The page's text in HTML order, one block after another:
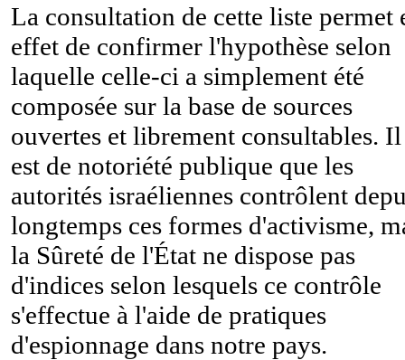
La consultation de cette liste permet
effet de confirmer l'hypothèse selon
laquelle celle-ci a simplement été
composée sur la base de sources
ouvertes et librement consultables. Il
est de notoriété publique que les
autorités israéliennes contrôlent
longtemps ces formes d'activisme,
la Sûreté de l'État ne dispose pas
d'indices selon lesquels ce contrôle
s'effectue à l'aide de pratiques
d'espionnage dans notre pays.